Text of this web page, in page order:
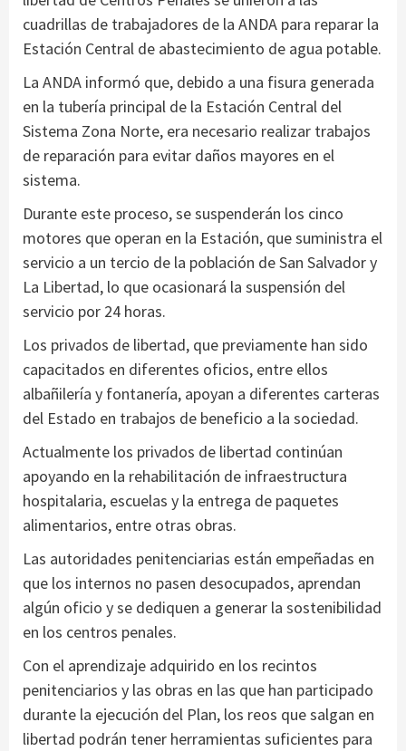
cuadrillas de trabajadores de la ANDA para reparar la
Estación Central de abastecimiento de agua potable.
La ANDA informó que, debido a una fisura generada
en la tubería principal de la Estación Central del
Sistema Zona Norte, era necesario realizar trabajos
de reparación para evitar daños mayores en el
sistema.
Durante este proceso, se suspenderán los cinco
motores que operan en la Estación, que suministra el
servicio a un tercio de la población de San Salvador y
La Libertad, lo que ocasionará la suspensión del
servicio por 24 horas.
Los privados de libertad, que previamente han sido
capacitados en diferentes oficios, entre ellos
albañilería y fontanería, apoyan a diferentes carteras
del Estado en trabajos de beneficio a la sociedad.
Actualmente los privados de libertad continúan
apoyando en la rehabilitación de infraestructura
hospitalaria, escuelas y la entrega de paquetes
alimentarios, entre otras obras.
Las autoridades penitenciarias están empeñadas en
que los internos no pasen desocupados, aprendan
algún oficio y se dediquen a generar la sostenibilidad
en los centros penales.
Con el aprendizaje adquirido en los recintos
penitenciarios y las obras en las que han participado
durante la ejecución del Plan, los reos que salgan en
libertad podrán tener herramientas suficientes para